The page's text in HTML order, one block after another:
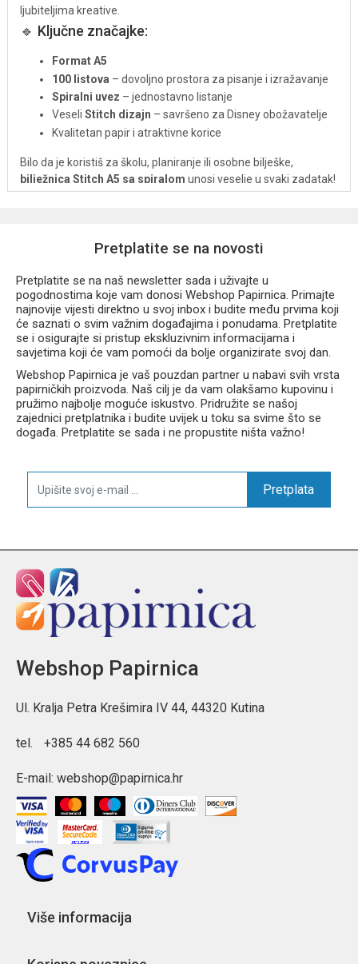
ljubiteljima kreative.
🔹 Ključne značajke:
Format A5
100 listova – dovoljno prostora za pisanje i izražavanje
Spiralni uvez – jednostavno listanje
Veseli Stitch dizajn – savršeno za Disney obožavatelje
Kvalitetan papir i atraktivne korice
Bilo da je koristiš za školu, planiranje ili osobne bilješke,
bilježnica Stitch A5 sa spiralom unosi veselje u svaki zadatak!
Pretplatite se na novosti
Pretplatite se na naš newsletter sada i uživajte u
pogodnostima koje vam donosi Webshop Papirnica. Primajte
najnovije vijesti direktno u svoj inbox i budite među prvima koji
će saznati o svim važnim događajima i ponudama. Pretplatite
se i osigurajte si pristup ekskluzivnim informacijama i
savjetima koji će vam pomoći da bolje organizirate svoj dan.
Webshop Papirnica je vaš pouzdan partner u nabavi svih vrsta
papirničkih proizvoda. Naš cilj je da vam olakšamo kupovinu i
pružimo najbolje moguće iskustvo. Pridružite se našoj
zajednici pretplatnika i budite uvijek u toku sa svime što se
događa. Pretplatite se sada i ne propustite ništa važno!
Pretplata
Webshop Papirnica
Ul. Kralja Petra Krešimira IV 44, 44320 Kutina
tel. +385 44 682 560
E-mail: webshop@papirnica.hr
Više informacija